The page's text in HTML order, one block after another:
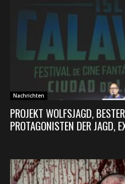
Nachrichten
PROJEKT WOLFSJAGD,
PROTAGONISTEN DER JAGD,